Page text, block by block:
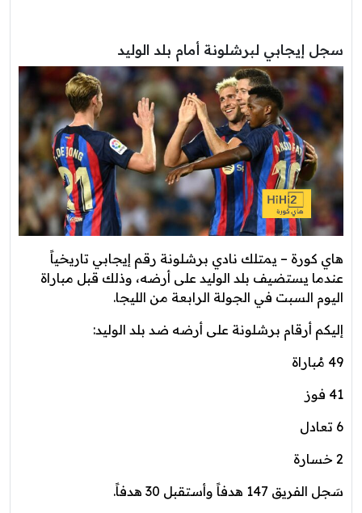
سجل إيجابي لبرشلونة أمام بلد الوليد
هاي كورة – يمتلك نادي برشلونة رقم إيجابي تاريخياً
عندما يستضيف بلد الوليد على أرضه، وذلك قبل مباراة
اليوم السبت في الجولة الرابعة من الليجا.
إليكم أرقام برشلونة على أرضه ضد بلد الوليد:
49 مُباراة
41 فوز
6 تعادل
2 خسارة
سَجل الفريق 147 هدفاً وأستقبل 30 هدفاً.